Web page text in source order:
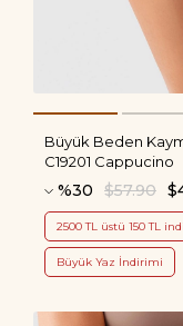
Büyük Beden
C19201 Cappucino
%30 $57.90
2500 TL üstü 150 TL
Büyük Yaz İndirimi